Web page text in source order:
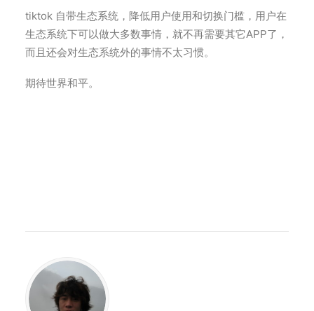
tiktok 自带生态系统，降低用户使用和切换门槛，用户在
生态系统下可以做大多数事情，就不再需要其它APP了，
而且还会对生态系统外的事情不太习惯。
期待世界和平。